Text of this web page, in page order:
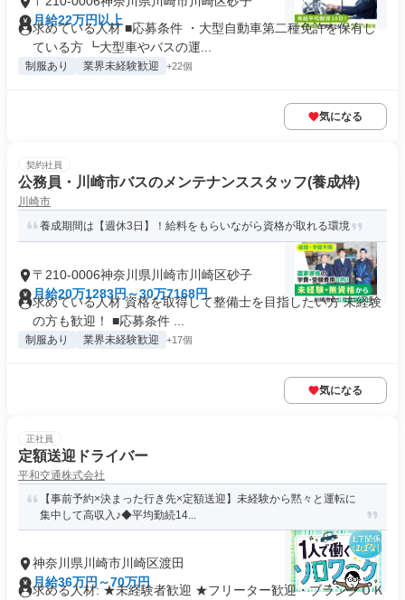
月給22万円以上
求めている人材 ■応募条件 ・大型自動車第二種免許を保有し
ている方 ┗大型車やバスの運...
制服あり 業界未経験歓迎 +22個
気になる
契約社員
公務員・川崎市バスのメンテナンススタッフ(養成枠)
川崎市
養成期間は【週休3日】！給料をもらいながら資格が取れる環境
〒210-0006神奈川県川崎市川崎区砂子
月給20万1283円～30万7168円
求めている人材 資格を取得して整備士を目指したい方 未経験
の方も歓迎！ ■応募条件 ...
制服あり 業界未経験歓迎 +17個
気になる
正社員
定額送迎ドライバー
平和交通株式会社
【事前予約×決まった行き先×定額送迎】未経験から黙々と運転に
集中して高収入♪◆平均勤続14...
神奈川県川崎市川崎区渡田
月給36万円～70万円
求める人材: ★未経験者歓迎 ★フリーター歓迎・ブランクＯＫ